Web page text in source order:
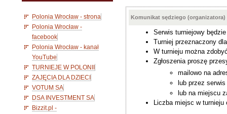
Polonia Wrocław - strona
Polonia Wrocław -
facebook
Polonia Wrocław - kanał
YouTube
TURNIEJE W POLONII
ZAJĘCIA DLA DZIECI
VOTUM SA
DSA INVESTMENT SA
Bizzit.pl -
Komunikat sędziego (organizatora)
Serwis turniejowy
Turniej przeznaczony
W turnieju można
Zgłoszenia proszę
mailowo na
lub przez
lub na miejscu
Liczba miejsc w turnieju